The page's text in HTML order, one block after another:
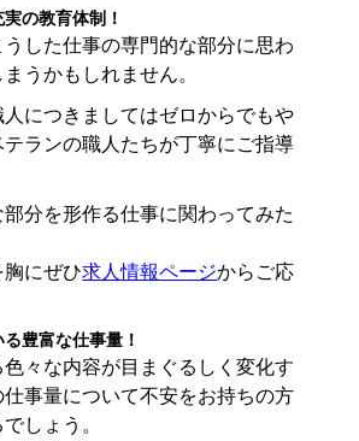
の教育体制！
した仕事の専門的な部分に思わ
うかもしれません。
人につきましてはゼロからでもや
テランの職人たちが丁寧にご指導
部分を形作る仕事に関わってみた
胸にぜひ求人情報ページからご応
豊富な仕事量！
色々な内容が目まぐるしく変化す
仕事量について不安をお持ちの方
しょう。